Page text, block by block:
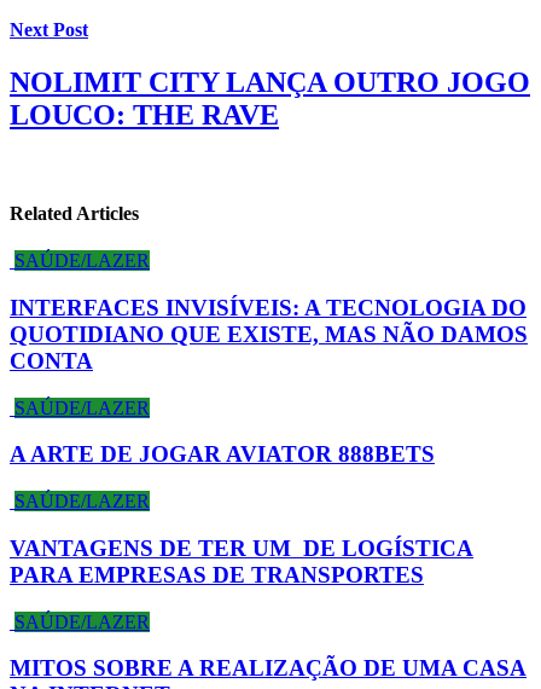
Next Post
NOLIMIT CITY LANÇA OUTRO JOGO
LOUCO: THE RAVE
Related Articles
SAÚDE/LAZER
INTERFACES INVISÍVEIS: A TECNOLOGIA DO
QUOTIDIANO QUE EXISTE, MAS NÃO DAMOS
CONTA
SAÚDE/LAZER
A ARTE DE JOGAR AVIATOR 888BETS
SAÚDE/LAZER
VANTAGENS DE TER UM DE LOGÍSTICA
PARA EMPRESAS DE TRANSPORTES
SAÚDE/LAZER
MITOS SOBRE A REALIZAÇÃO DE UMA CASA